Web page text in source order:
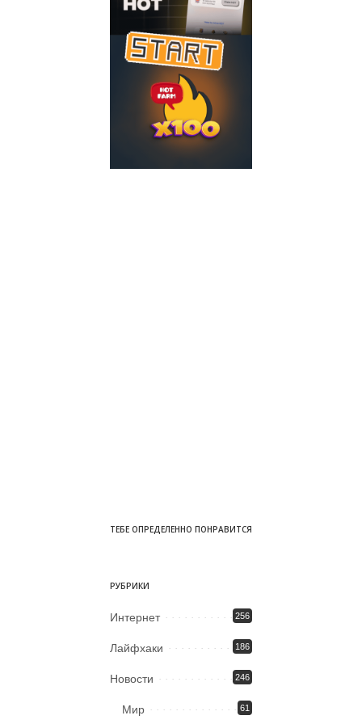
ТЕБЕ ОПРЕДЕЛЕННО ПОНРАВИТСЯ
РУБРИКИ
Интернет 256
Лайфхаки 186
Новости 246
Мир 61